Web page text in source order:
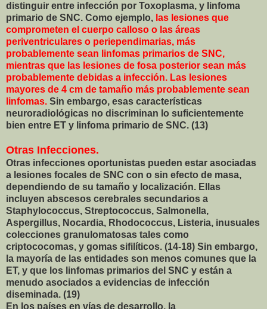
distinguir entre infección por Toxoplasma, y linfoma
primario de SNC. Como ejemplo, las lesiones que
comprometen el cuerpo calloso o las áreas
periventriculares o periependimarias, más
probablemente sean linfomas primarios de SNC,
mientras que las lesiones de fosa posterior sean más
probablemente debidas a infección. Las lesiones
mayores de 4 cm de tamaño más probablemente sean
linfomas. Sin embargo, esas características
neuroradiológicas no discriminan lo suficientemente
bien entre ET y linfoma primario de SNC. (13)
Otras Infecciones.
Otras infecciones oportunistas pueden estar asociadas
a lesiones focales de SNC con o sin efecto de masa,
dependiendo de su tamaño y localización. Ellas
incluyen abscesos cerebrales secundarios a
Staphylococcus, Streptococcus, Salmonella,
Aspergillus, Nocardia, Rhodococcus, Listeria, inusuales
colecciones granulomatosas tales como
criptococomas, y gomas sifilíticos. (14-18) Sin embargo,
la mayoría de las entidades son menos comunes que la
ET, y que los linfomas primarios del SNC y están a
menudo asociados a evidencias de infección
diseminada. (19)
En los países en vías de desarrollo, la